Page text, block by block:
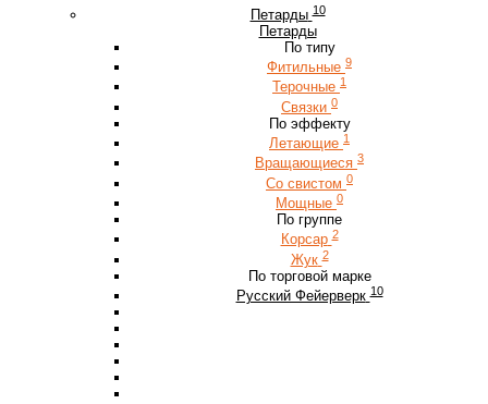
Петарды 10
Петарды
По типу
Фитильные 9
Терочные 1
Связки 0
По эффекту
Летающие 1
Вращающиеся 3
Со свистом 0
Мощные 0
По группе
Корсар 2
Жук 2
По торговой марке
Русский Фейерверк 10